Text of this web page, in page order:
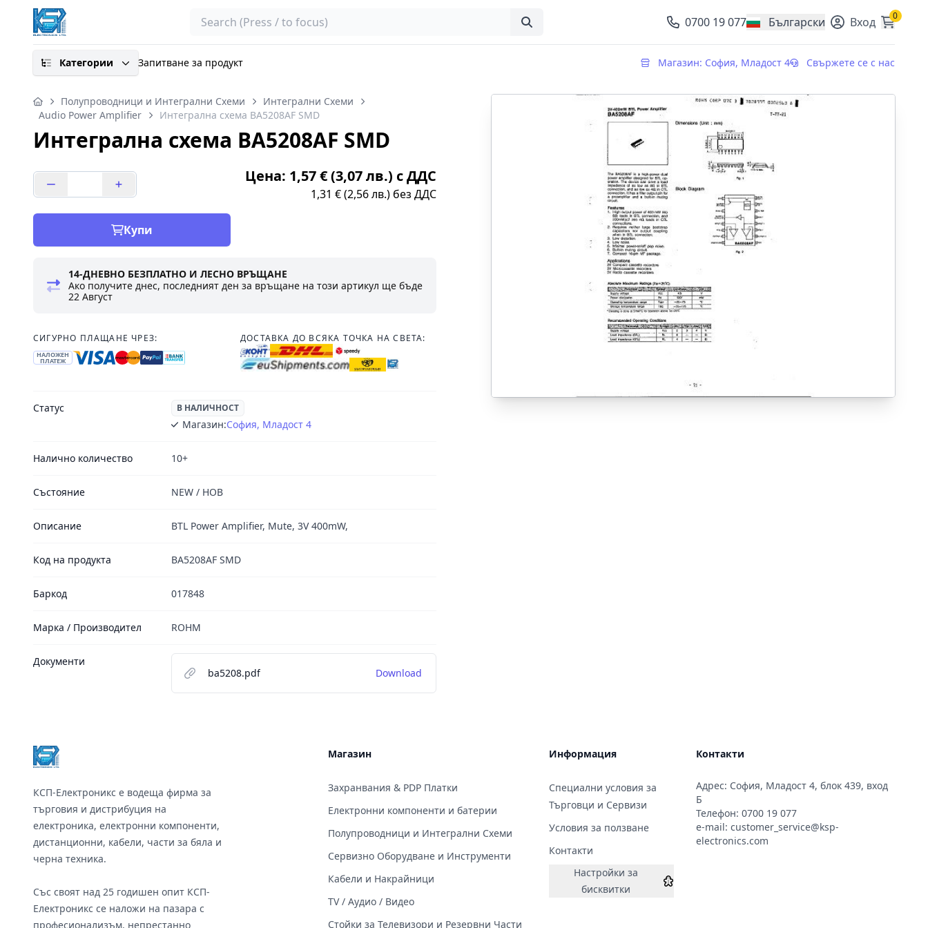
Search 0700 19 077 Български
, change currency Вход 0
Категории Запитване за продукт Магазин: София, Младост 4 Свържете се с нас
Полупроводници и Интегрални Схеми
Интегрални Схеми
Audio Power Amplifier
Интегрална схема BA5208AF SMD
Интегрална схема BA5208AF SMD
Цена: 1,57 € (3,07 лв.) с ДДС
1,31 € (2,56 лв.) без ДДС
Купи
14-ДНЕВНО БЕЗПЛАТНО И ЛЕСНО ВРЪЩАНЕ
Ако получите днес, последният ден за връщане на този артикул ще бъде
22 Август
СИГУРНО ПЛАЩАНЕ ЧРЕЗ:
НАЛОЖЕН
ПЛАТЕЖ
ДОСТАВКА ДО ВСЯКА ТОЧКА НА СВЕТА:
Статус В НАЛИЧНОСТ
Магазин:София, Младост 4
Налично количество 10+
Състояние NEW / НОВ
Описание BTL Power Amplifier, Mute, 3V 400mW,
Код на продукта BA5208AF SMD
Баркод 017848
Марка / Производител ROHM
Документи
ba5208.pdf
Download
КСП-Електроникс е водеща фирма за
търговия и дистрибуция на
електроника, електронни компоненти,
дистанционни, кабели, части за бяла и
черна техника.
Със своят над 25 годишен опит КСП-
Електроникс се наложи на пазара с
професионализъм, непрестанно
Магазин
Захранвания & PDP Платки
Електронни компоненти и батерии
Полупроводници и Интегрални Схеми
Сервизно Оборудване и Инструменти
Кабели и Накрайници
TV / Аудио / Видео
Стойки за Телевизори и Резервни Части
Информация
Специални условия за
Търговци и Сервизи
Условия за ползване
Контакти
Настройки за
бисквитки
Контакти
Адрес: София, Младост 4, блок 439, вход
Б
Телефон: 0700 19 077
e-mail: customer_service@ksp-
electronics.com